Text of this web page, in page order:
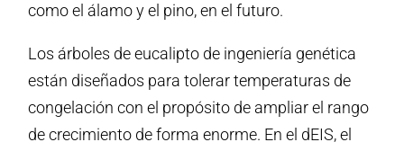
como el álamo y el pino, en el futuro.
Los árboles de eucalipto de ingeniería genética
están diseñados para tolerar temperaturas de
congelación con el propósito de ampliar el rango
de crecimiento de forma enorme. En el dEIS, el